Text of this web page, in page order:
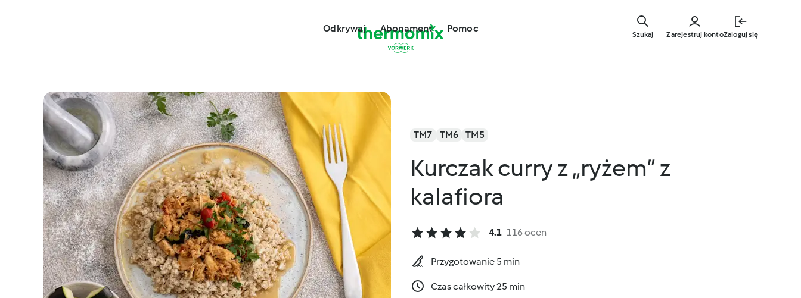
głównej
Odkrywaj Abonament Pomoc
Zarejestruj kontoZaloguj się
Szukaj
TM7 TM6 TM5
Kurczak curry z „ryżem” z
kalafiora
4.1 116 ocen
Przygotowanie 5 min
Czas całkowity 25 min